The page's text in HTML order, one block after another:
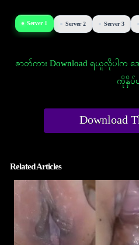
Server 1 Server 2 Server 3
ဇာတ်ကား Download ရယူလိုပါက အ
ကိုနှိပ်ပ
Download
Related Articles